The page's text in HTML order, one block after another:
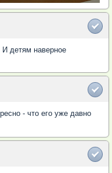
И детям наверное
- что его уже давно